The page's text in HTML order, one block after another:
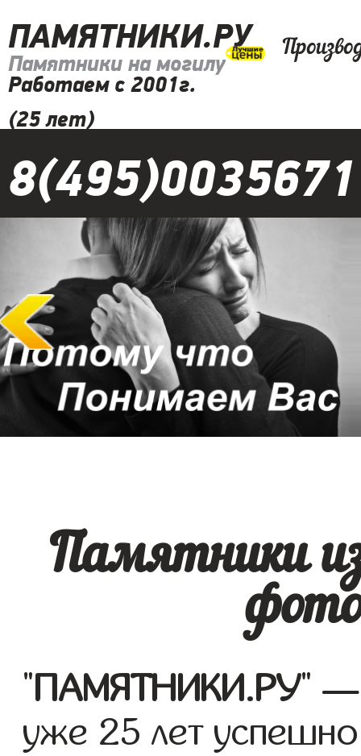
ПАМЯТНИКИ.РУ
Памятники на могилу
Работаем с 2001г.
(25 лет)
8(495)0035671
Памятники
"ПАМЯТНИКИ.РУ" —
уже 25 лет